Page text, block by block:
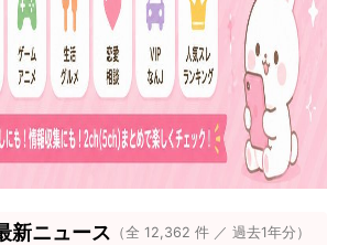
新ニュース （全 12,362 件 ／ 過去1年分）